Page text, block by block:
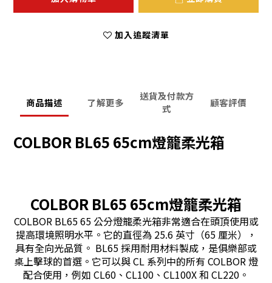
加入追蹤清單
商品描述 了解更多
送貨及付款方
式
顧客評價
COLBOR BL65 65cm燈籠柔光箱
COLBOR BL65 65cm燈籠柔光箱
COLBOR BL65 65 公分燈籠柔光箱非常適合在頭頂使用或
提高環境照明水平。它的直徑為 25.6 英寸（65 厘米），
具有全向光品質。 BL65 採用耐用材料製成，是俱樂部或
桌上擊球的首選。它可以與 CL 系列中的所有 COLBOR 燈
配合使用，例如 CL60、CL100、CL100X 和 CL220。